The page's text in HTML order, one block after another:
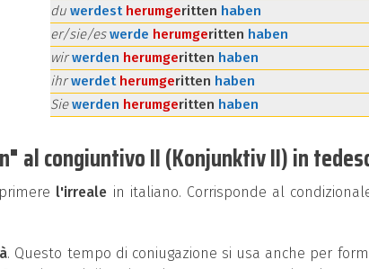
du werdest herumgeritten haben
er/sie/eswerde herumgeritten haben
wirwerden herumgeritten haben
ihrwerdet herumgeritten haben
Siewerden herumgeritten haben
al congiuntivo II (Konjunktiv II) in
l'irreale in italiano. Corrisponde al
. Questo tempo di coniugazione si usa anche per